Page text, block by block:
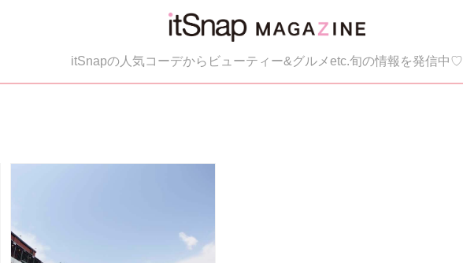
itSnapの人気コーデからビューティー&グルメetc.旬の情報を発信中♡